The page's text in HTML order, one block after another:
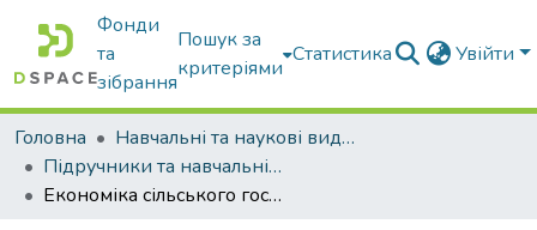
Фонди
та
зібрання
Пошук за
критеріями
Статистика Увійти
Головна
Навчальні та наукові видання
Підручники та навчальні посібники
Економіка сільського господарства